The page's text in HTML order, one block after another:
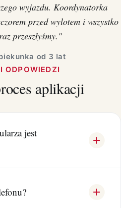
wyjazdu. Koordynatorka
przed wylotem i wszystko
przeszłyśmy."
od 3 lat
ODPOWIEDZI
aplikacji
jest